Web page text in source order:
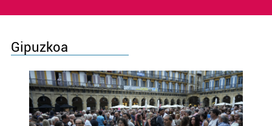
Gipuzkoa